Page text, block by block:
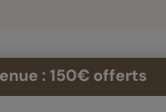
: 150€ offerts